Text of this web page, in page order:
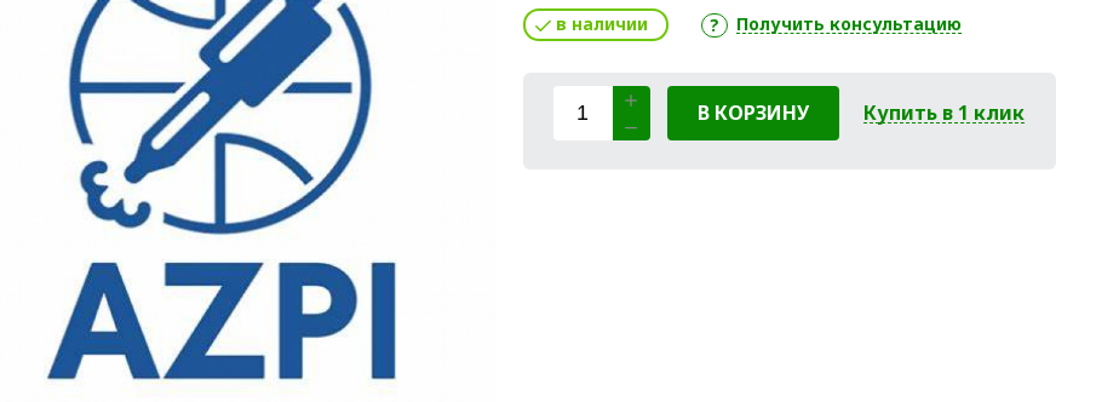
в наличии Получить консультацию
В КОРЗИНУ Купить в 1 клик